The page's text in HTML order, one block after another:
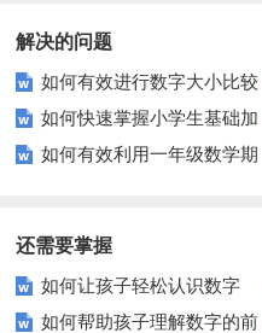
解决的问题
如何有效进行数字大小比较
练习？这里有你需要的所有资源
如何快速掌握小学生基础加
减法运算技巧？
如何有效利用一年级数学期
还需要掌握
如何让孩子轻松认识数字
15？这些方法太实用了！
如何帮助孩子理解数字的前